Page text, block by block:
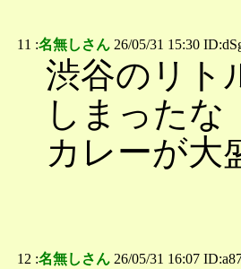
11 :名無しさん 26/05/31 15:30
渋谷のリト
しまったな
カレーが大
12 :名無しさん 26/05/31 16:07